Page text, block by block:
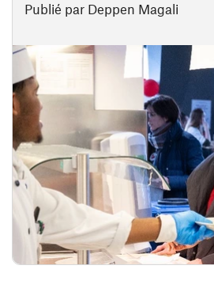
Publié par Deppen Magali